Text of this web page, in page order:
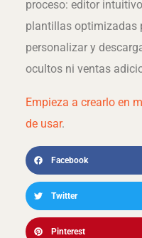
proceso: editor
plantillas optimizadas
personalizar y
ocultos ni ventas
Empieza a crearlo en
de usar.
Facebook
Twitter
Pinterest